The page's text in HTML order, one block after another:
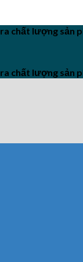
chất lượng sản
chất lượng sản